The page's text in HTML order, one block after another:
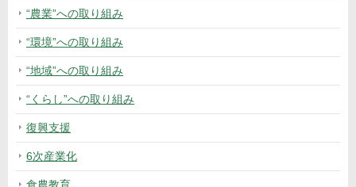
“農業”への取り組み
“環境”への取り組み
“地域”への取り組み
“くらし”への取り組み
復興支援
6次産業化